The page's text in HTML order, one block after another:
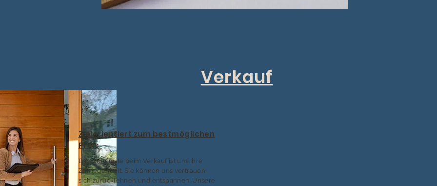
Verkauf
Zielorientiert zum bestmöglichen
Preis
Das wichtigste beim Verkauf ist uns Ihre
Zufriedenheit. Sie können uns vertrauen,
sich zurücklehnen und entspannen. Unsere